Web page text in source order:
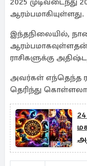
2025 முடிவடைந்து
ஆரம்பமாகியுள்ளது.
இந்தநிலையில்,
ஆரம்பமாகவுள்ளதன்
ராசிகளுக்கு
அவர்கள் எந்தெந்த
தெரிந்து